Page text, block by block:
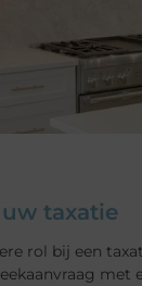
taxatie
rol bij een
met